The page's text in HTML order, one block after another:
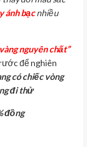
ánh bạcnhiều
nguyên chất”
để nghiên
có chiếc vòng
đi thử
đồng